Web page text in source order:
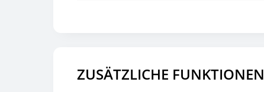
ZUSÄTZLICHE FUNKTIONEN